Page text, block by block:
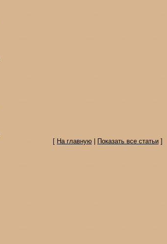
[ На главную Показать все статьи ]